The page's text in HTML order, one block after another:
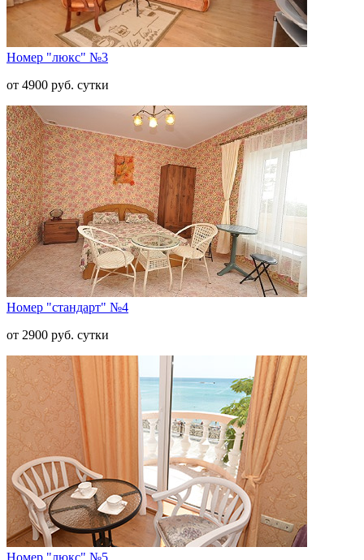
Номер "люкс" №3
от 4900 руб. сутки
Номер "стандарт" №4
от 2900 руб. сутки
Номер "люкс" №5